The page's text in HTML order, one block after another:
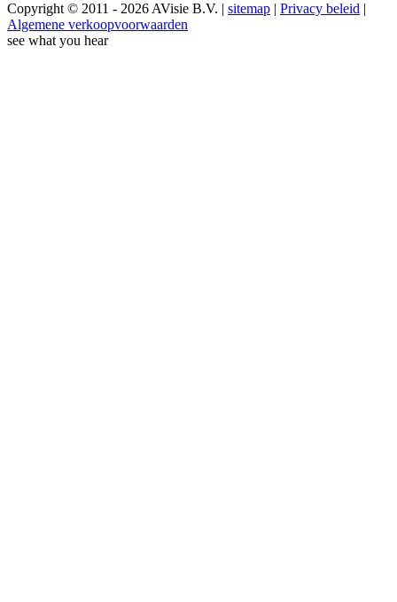
Copyright © 2011 - 2026 AVisie B.V. | sitemap Privacy beleid
Algemene verkoopvoorwaarden
see what you hear